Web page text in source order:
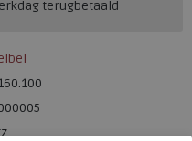
terugbetaald